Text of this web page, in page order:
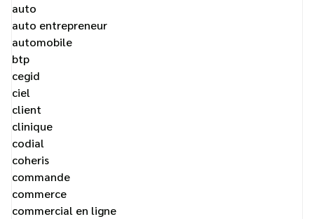
auto
auto entrepreneur
automobile
btp
cegid
ciel
client
clinique
codial
coheris
commande
commerce
commercial en ligne